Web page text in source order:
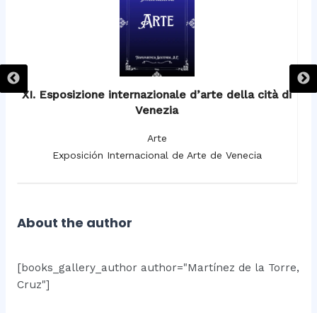
XI. Esposizione internazionale d’arte della cità di
Venezia
Arte
Exposición Internacional de Arte de Venecia
About the author
[books_gallery_author author="Martínez de la Torre,
Cruz"]